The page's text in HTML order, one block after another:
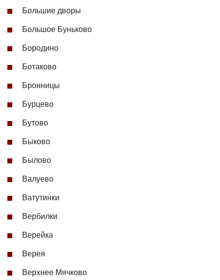
Большие дворы
Большое Буньково
Бородино
Ботаково
Бронницы
Бурцево
Бутово
Быково
Былово
Валуево
Ватутинки
Вербилки
Верейка
Верея
Верхнее Мячково